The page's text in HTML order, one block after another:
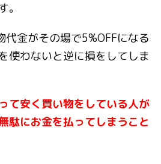
金がその場で5%OFFになる
使わないと逆に損をしてしま
て安く買い物をしている人が
駄にお金を払ってしまうこと